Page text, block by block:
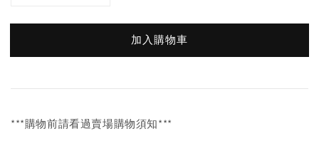
加入購物車
***購物前請看過賣場購物須知***